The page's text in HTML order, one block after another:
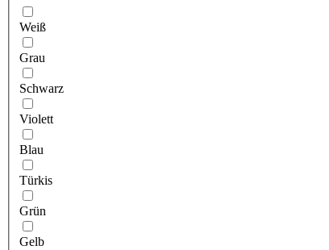
Weiß
Grau
Schwarz
Violett
Blau
Türkis
Grün
Gelb